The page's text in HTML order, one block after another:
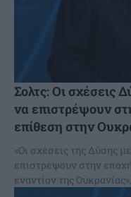
Σολτς: Οι σχέσεις
να επιστρέψουν
επίθεση στην
«Οι σχέσεις της Δύσης
επιστρέψουν στην
εναντίον της